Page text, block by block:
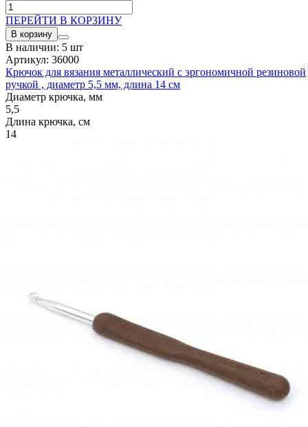
ПЕРЕЙТИ В КОРЗИНУ
В корзину
В наличии: 5 шт
Артикул: 36000
Крючок для вязания металлический с эргономичной резиновой
ручкой , диаметр 5,5 мм, длина 14 см
Диаметр крючка, мм
5,5
Длина крючка, см
14